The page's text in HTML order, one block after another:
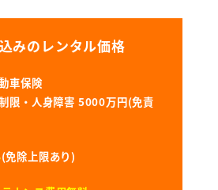
みのレンタル価格
車保険
限・人身障害 5000万円(免責
(免除上限あり)